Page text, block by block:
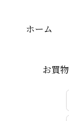
ホーム
お買